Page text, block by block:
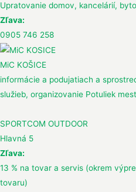
Upratovanie domov, kancelárií,
Zľava:
0905 746 258
MiC KOŠICE
informácie a podujatiach a
služieb, organizovanie Potuliek
SPORTCOM OUTDOOR
Hlavná 5
Zľava:
13 % na tovar a servis (okrem
tovaru)